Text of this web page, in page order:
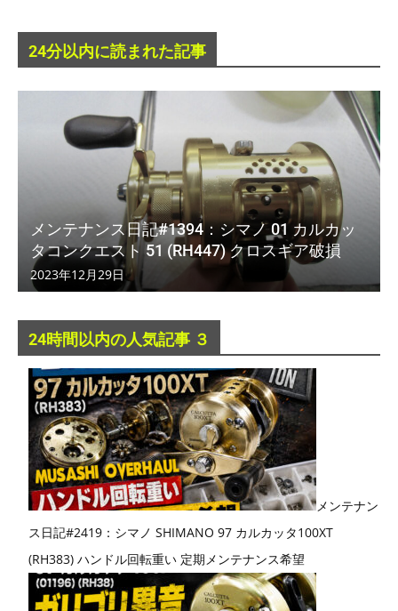
24分以内に読まれた記事
メンテナンス日記#1394：シマノ 01 カルカッ
タコンクエスト 51 (RH447) クロスギア破損
2023年12月29日
24時間以内の人気記事 ３
メンテナン
ス日記#2419：シマノ SHIMANO 97 カルカッタ100XT
(RH383) ハンドル回転重い 定期メンテナンス希望